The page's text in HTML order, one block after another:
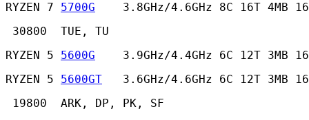
RYZEN 7 5700G
3.8GHz/4.6GHz 8C 16T 4MB
30800  TUE, TU
RYZEN 5 5600G
3.9GHz/4.4GHz 6C 12T 3MB
RYZEN 5 5600GT
3.6GHz/4.6GHz 6C 12T 3MB
19800  ARK, DP, PK, SF